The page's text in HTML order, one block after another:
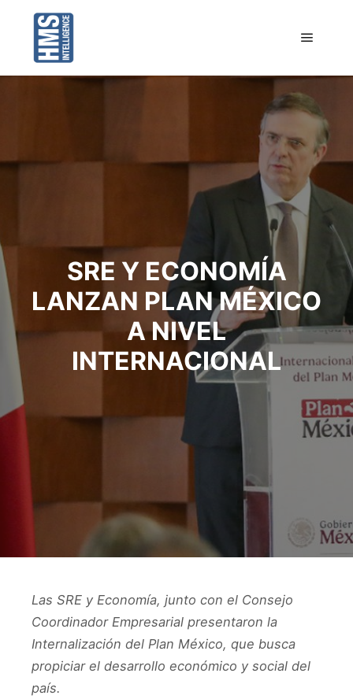
SRE Y ECONOMÍA
LANZAN PLAN MÉXICO
A NIVEL
INTERNACIONAL
Las SRE y Economía, junto con el Consejo
Coordinador Empresarial presentaron la
Internalización del Plan México, que busca
propiciar el desarrollo económico y social del
país.